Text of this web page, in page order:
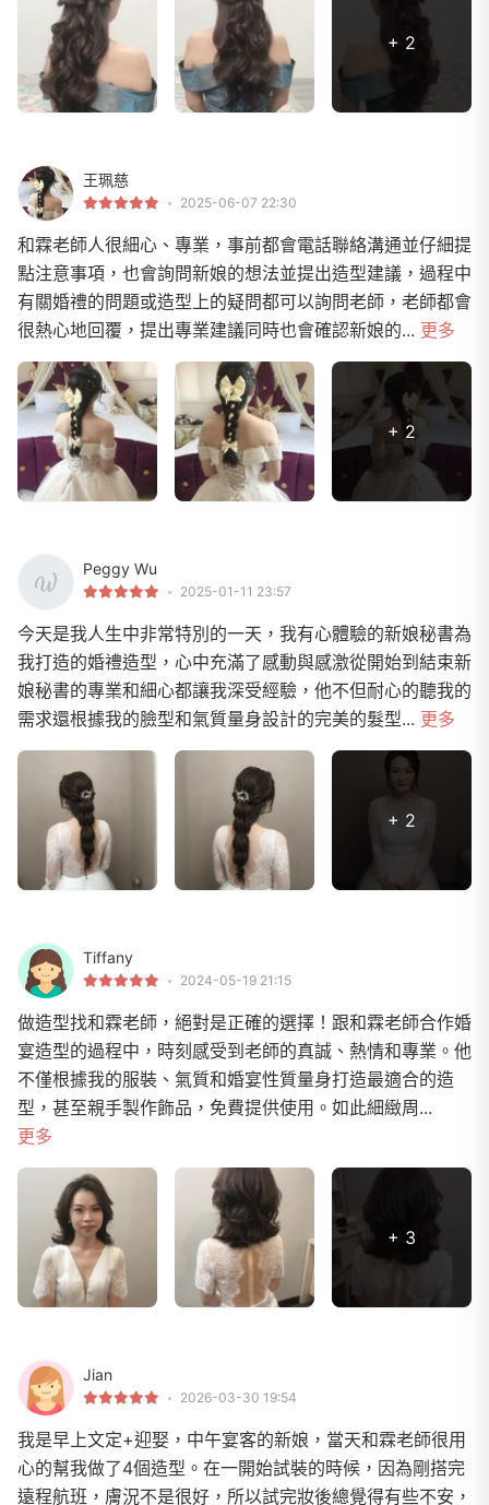
+ 2
王珮慈
2025-06-07 22:30
和霖老師人很細心、專業，事前都會電話聯絡溝通並仔細提
點注意事項，也會詢問新娘的想法並提出造型建議，過程中
有關婚禮的問題或造型上的疑問都可以詢問老師，老師都會
很熱心地回覆，提出專業建議同時也會確認新娘的... 更多
+ 2
Peggy Wu
2025-01-11 23:57
今天是我人生中非常特別的一天，我有心體驗的新娘秘書為
我打造的婚禮造型，心中充滿了感動與感激從開始到結束新
娘秘書的專業和細心都讓我深受經驗，他不但耐心的聽我的
需求還根據我的臉型和氣質量身設計的完美的髮型... 更多
+ 2
Tiffany
2024-05-19 21:15
做造型找和霖老師，絕對是正確的選擇！跟和霖老師合作婚
宴造型的過程中，時刻感受到老師的真誠、熱情和專業。他
不僅根據我的服裝、氣質和婚宴性質量身打造最適合的造
型，甚至親手製作飾品，免費提供使用。如此細緻周...
更多
+ 3
Jian
2026-03-30 19:54
我是早上文定+迎娶，中午宴客的新娘，當天和霖老師很用
心的幫我做了4個造型。在一開始試裝的時候，因為剛搭完
遠程航班，膚況不是很好，所以試完妝後總覺得有些不安，